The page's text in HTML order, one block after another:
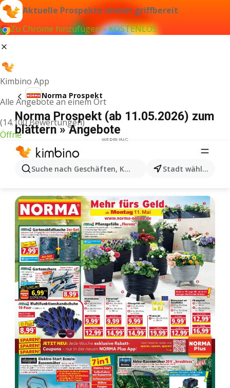
Aktuelle Prospekte immer griffbereit
Zu Chrome hinzufügen – KOSTENLOS
Kimbino App
Alle Angebote an einem Ort
(14.100 Bewertungen)
Öffne
Suche nach Geschäften, Kategorien, Produkten...
Stadt wählen
Norma Prospekt
Norma Prospekt (ab 11.05.2026) zum
blättern » Angebote
WERBUNG